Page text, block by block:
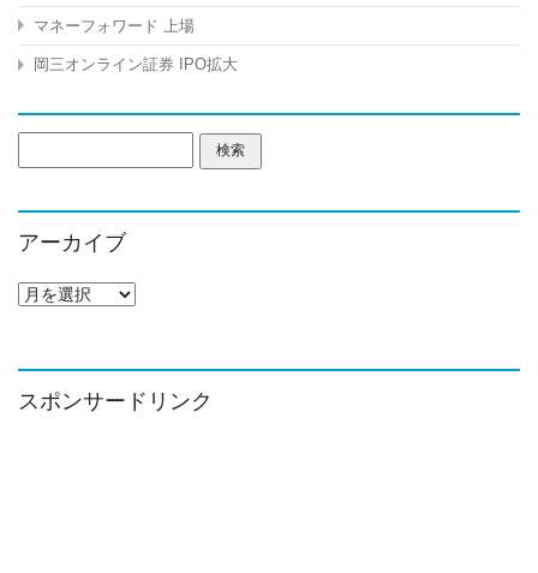
マネーフォワード 上場
岡三オンライン証券 IPO拡大
索:
アーカイブ
ア
イ
ブ
スポンサードリンク